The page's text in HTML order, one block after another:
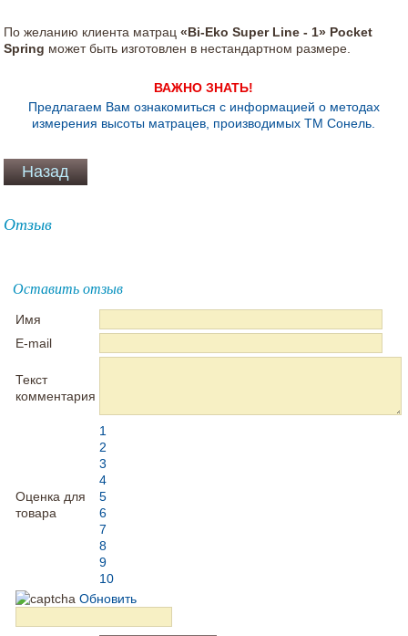
По желанию клиента матрац«Bi-Eko Super Line - 1» Pocket
Spring может быть изготовлен в нестандартном размере.
ВАЖНО ЗНАТЬ!
Предлагаем Вам ознакомиться с информацией о методах
измерения высоты матрацев, производимых ТМ Сонель.
Отзыв
Оставить отзыв
Имя
E-mail
Текст
комментария
Оценка для
товара
1
2
3
4
5
6
7
8
9
10
Обновить